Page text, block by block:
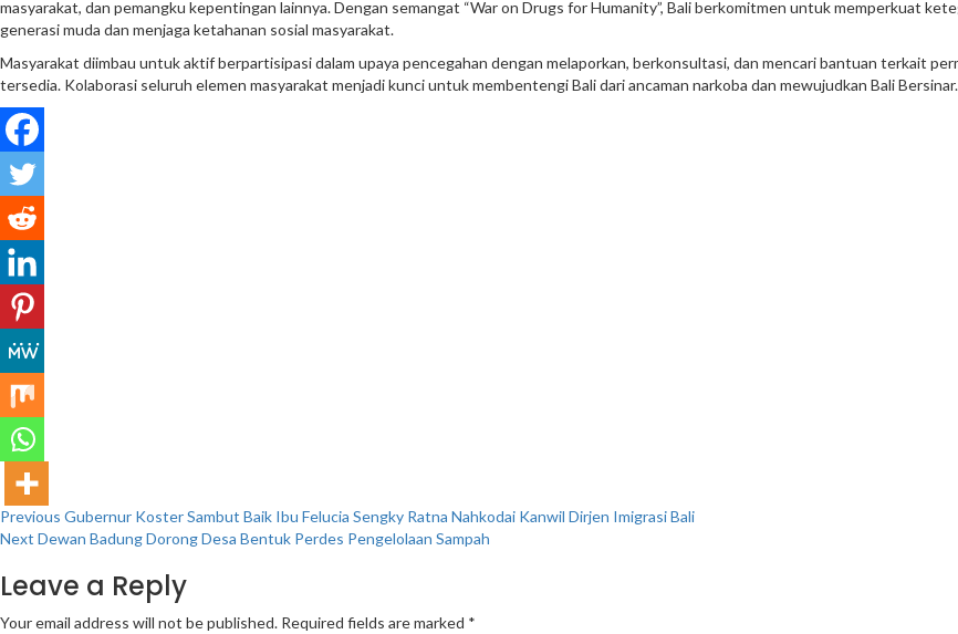
masyarakat, dan pemangku kepentingan lainnya. Dengan semangat “War on Drugs for Humanity”, Bali berkomitmen untuk memperkuat
generasi muda dan menjaga ketahanan sosial masyarakat.
Masyarakat diimbau untuk aktif berpartisipasi dalam upaya pencegahan dengan melaporkan, berkonsultasi, dan mencari bantuan terkait
tersedia. Kolaborasi seluruh elemen masyarakat menjadi kunci untuk membentengi Bali dari ancaman narkoba dan mewujudkan Bali Bersinar.
Continue
Reading
Previous Gubernur Koster Sambut Baik Ibu Felucia Sengky Ratna Nahkodai Kanwil Dirjen Imigrasi Bali
Next Dewan Badung Dorong Desa Bentuk Perdes Pengelolaan Sampah
Leave a Reply
Your email address will not be published. Required fields are marked *